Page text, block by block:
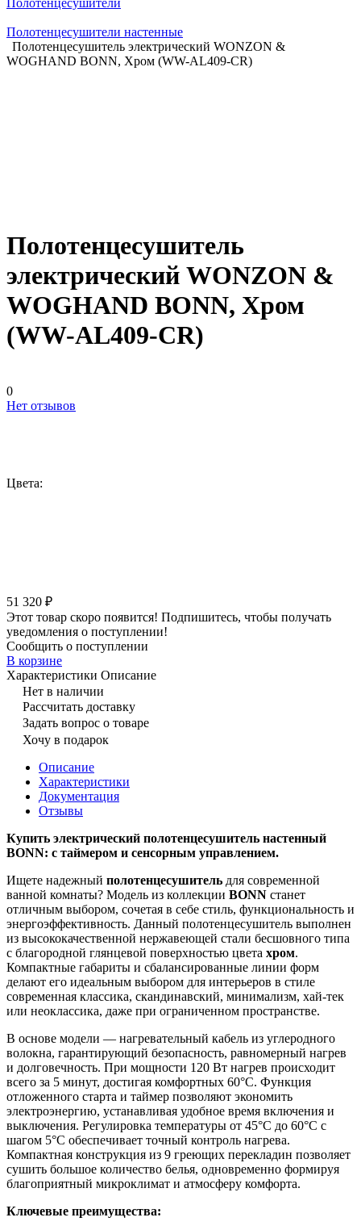
Полотенцесушители
Полотенцесушители настенные
Полотенцесушитель электрический WONZON &
WOGHAND BONN, Хром (WW-AL409-CR)
Полотенцесушитель
электрический WONZON &
WOGHAND BONN, Хром
(WW-AL409-CR)
0
Нет отзывов
Цвета:
51 320 ₽
Этот товар скоро появится! Подпишитесь, чтобы получать
уведомления о поступлении!
Сообщить о поступлении
В корзине
Характеристики Описание
Нет в наличии
Рассчитать доставку
Задать вопрос о товаре
Хочу в подарок
Описание
Характеристики
Документация
Отзывы
Купить электрический полотенцесушитель настенный
BONN: с таймером и сенсорным управлением.
Ищете надежный полотенцесушитель для современной
ванной комнаты? Модель из коллекции BONN станет
отличным выбором, сочетая в себе стиль, функциональность и
энергоэффективность. Данный полотенцесушитель выполнен
из высококачественной нержавеющей стали бесшовного типа
с благородной глянцевой поверхностью цвета хром.
Компактные габариты и сбалансированные линии форм
делают его идеальным выбором для интерьеров в стиле
современная классика, скандинавский, минимализм, хай-тек
или неоклассика, даже при ограниченном пространстве.
В основе модели — нагревательный кабель из углеродного
волокна, гарантирующий безопасность, равномерный нагрев
и долговечность. При мощности 120 Вт нагрев происходит
всего за 5 минут, достигая комфортных 60°C. Функция
отложенного старта и таймер позволяют экономить
электроэнергию, устанавливая удобное время включения и
выключения. Регулировка температуры от 45°C до 60°C с
шагом 5°C обеспечивает точный контроль нагрева.
Компактная конструкция из 9 греющих перекладин позволяет
сушить большое количество белья, одновременно формируя
благоприятный микроклимат и атмосферу комфорта.
Ключевые преимущества: